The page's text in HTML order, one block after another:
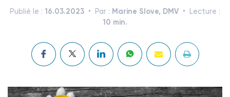
Publié le : 16.03.2023 Par : Marine Slove, DMV Lecture :
10 min.